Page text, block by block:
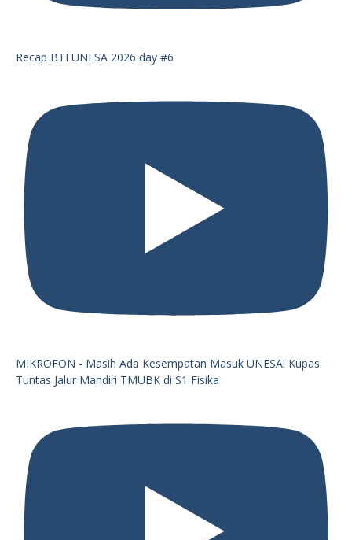
Recap BTI UNESA 2026 day #6
MIKROFON - Masih Ada Kesempatan Masuk UNESA! Kupas
Tuntas Jalur Mandiri TMUBK di S1 Fisika